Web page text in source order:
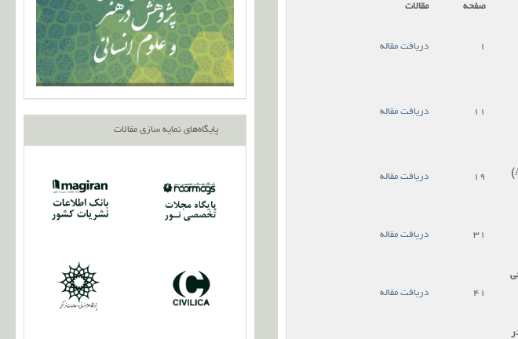
صفحه مقالات
1
دریافت مقاله
11 دریافت مقاله
)
19
دریافت مقاله
31
دریافت مقاله
41
دریافت مقاله
پایگاه‌های نمایه سازی مقالات